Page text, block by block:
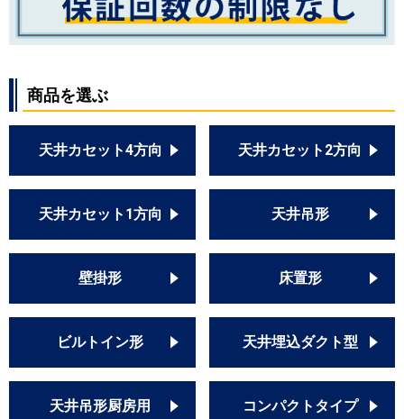
商品を選ぶ
天井カセット4方向 天井カセット2方向
天井カセット1方向 天井吊形
壁掛形 床置形
ビルトイン形 天井埋込ダクト型
天井吊形厨房用 コンパクトタイプ